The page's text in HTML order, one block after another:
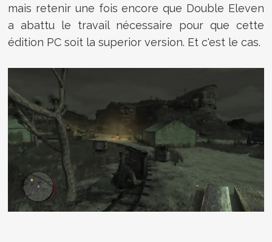
mais retenir une fois encore que Double Eleven
a abattu le travail nécessaire pour que cette
édition PC soit la superior version. Et c'est le cas.